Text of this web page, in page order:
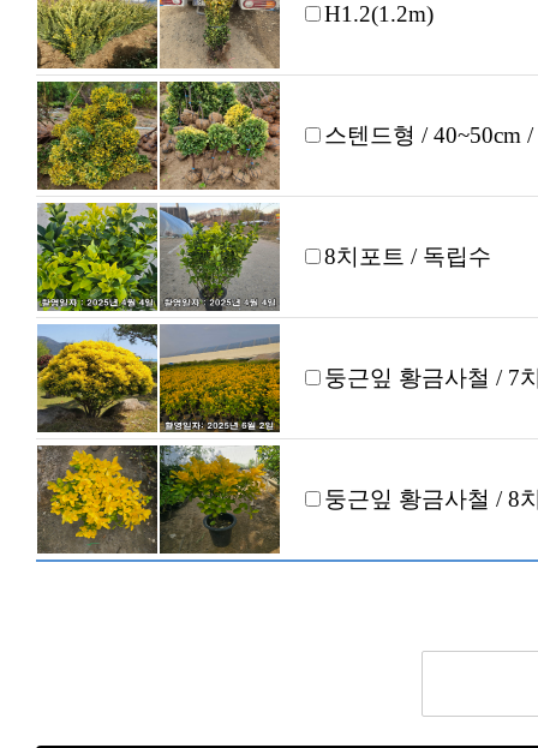
H1.2(1.2m)
스텐드형 / 40~50cm
8치포트 / 독립수
둥근잎 황금사철 / 7
둥근잎 황금사철 / 8